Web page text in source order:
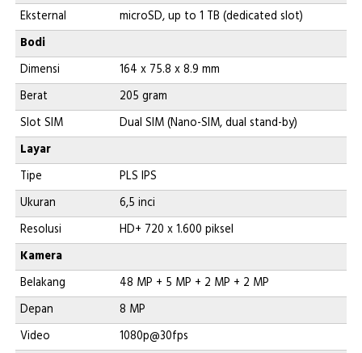
Eksternal
microSD, up to 1 TB (dedicated slot)
Bodi
Dimensi
164 x 75.8 x 8.9 mm
Berat
205 gram
Slot SIM
Dual SIM (Nano-SIM, dual stand-by)
Layar
Tipe
PLS IPS
Ukuran
6,5 inci
Resolusi
HD+ 720 x 1.600 piksel
Kamera
Belakang
48 MP + 5 MP + 2 MP + 2 MP
Depan
8 MP
Video
1080p@30fps